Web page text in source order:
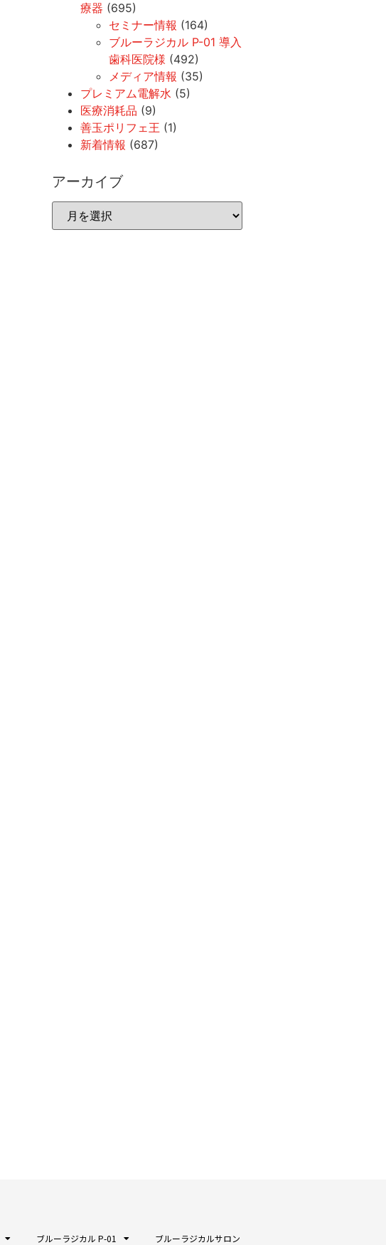
療器 (695)
セミナー情報 (164)
ブルーラジカル P-01 導入
歯科医院様 (492)
メディア情報 (35)
プレミアム電解水 (5)
医療消耗品 (9)
善玉ポリフェ王 (1)
新着情報 (687)
アーカイブ
ブルーラジカル P-01 ブルーラジカルサロン